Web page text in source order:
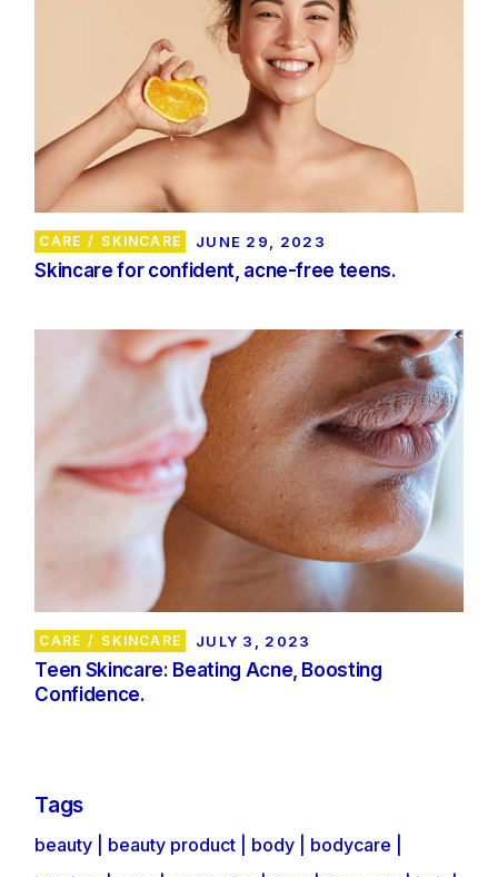
CARE SKINCARE JUNE 29, 2023
Skincare for confident, acne-free teens.
CARE SKINCARE JULY 3, 2023
Teen Skincare: Beating Acne, Boosting
Confidence.
Tags
beauty beauty product body
bodycare